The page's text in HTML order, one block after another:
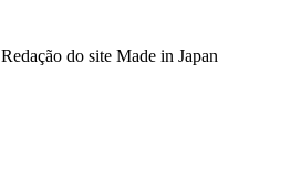
Redação do site Made in Japan